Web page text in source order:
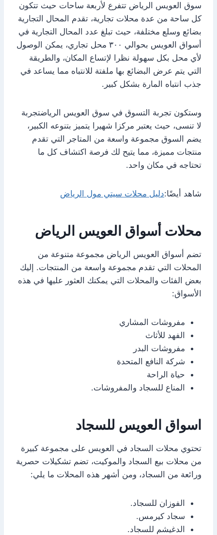
سوق العويس الرياض تتفرع لأربعة ساحات حيث تتكون
كل ساحة من عدة محلات تجارية، تقدم المحال التجارية
بضائع وسلع مختلفة، حيث تبلغ عدد المحال التجارية في
أسواق العويس بحوالي ٣٠٠ محل تجاري، يمكن الوصول
لأي محل بكل سهولة نظرا لإتساع المكان، والطريقة
التي يتم عرض البضائع بها ملفتة للانتباه مما يساعد في
جذب انتباه المارة بشكل كبير.
وستكون تجربة التسوق في سوق العويس الرياضتجربة
لا تنسى، حيث يعتبر مركزا شهيرا يتميز بتنوعه الكبير،
يضم السوق مجموعة واسعة من المتاجر التي تقدم
منتجات مميزة، مما يتيح لك فرصة اكتشاف كل ما
تحتاجه في مكان واحد.
شاهد أيضًا:دليل محلات سيتي مول الرياض
محلات أسواق العويس الرياض
تضم أسواق العويس الرياض مجموعة متنوعة من
المحلات التي تقدم مجموعة واسعة من المنتجات. إليك
بعض الفئات والمحلات التي يمكنك العثور عليها في هذه
الأسواق:
مفروشات المشاري
الفهد للأثاث
مفروشات البدر
شركة النافع المتحدة
حياة الراحة
المناع للسجاد والمفروشات.
اسواق العويس للسجاد
تحتوي محلات السجاد في العويس على مجموعة كبيرة
من محلات بيع السجاد والموكيت، تضم تشكيلات حصرية
ورائعة من السجاد، ومن أشهر هذه المحلات ما يلي:
الفوزان للسجاد.
سجاد كيرمس.
الدغيشم للسجاد.